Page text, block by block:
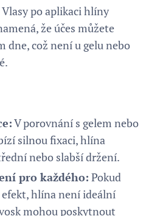
Vlasy po aplikaci hlíny
že účes můžete
dne, což není u gelu nebo
V porovnání s gelem nebo
silnou fixaci, hlína
nebo slabší držení.
pro každého: Pokud
hlína není ideální
mohou poskytnout